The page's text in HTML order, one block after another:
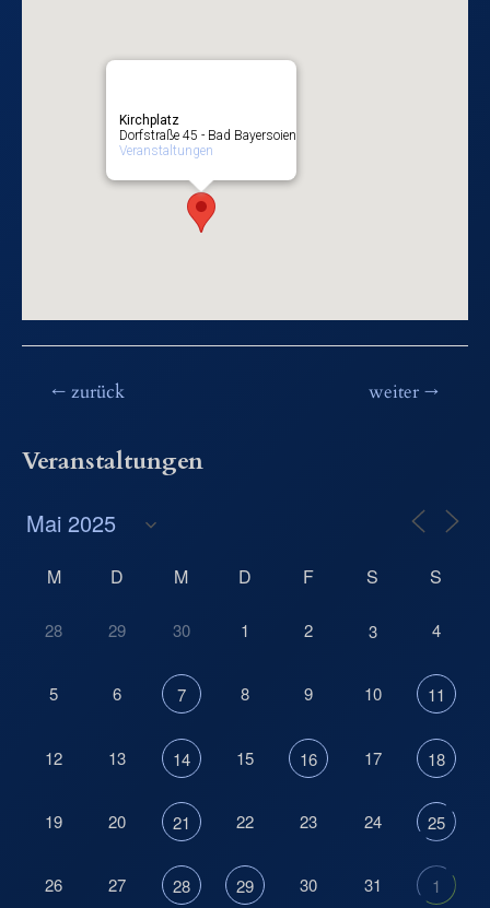
Kirchplatz
Dorfstraße 45 - Bad Bayersoien
Veranstaltungen
Beitragsnavigation
←zurück weiter→
Veranstaltungen
M D M D F S S
28 29 30 1 2 3 4
5 6 7 8 9 10 11
12 13 14 15 16 17 18
19 20 21 22 23 24 25
26 27 28 29 30 31 1